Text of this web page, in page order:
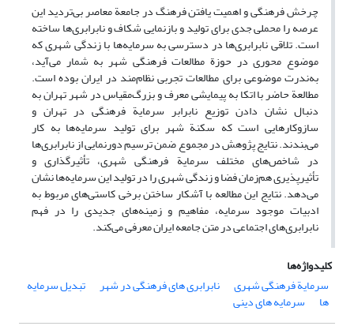
چرخش فرهنگی و اهمیت یافتن فرهنگ در جامعة معاصر بی‌تردید این
عرصه را محملی جدی برای تولید و بازنمایی شکاف و نابرابری‌ها ساخته
است. تلاقی نابرابری‌ها در دسترسی به سرمایه‌ها با زندگی شهری که
موضوع محوری در حوزة مطالعات فرهنگی شهر به شمار می‌آید،
به‌ندرت موضوعی برای مطالعات تجربی نظام‌مند در ایران بوده است.
مطالعة حاضر با اتکا به پیمایشی معرف و بزرگ‌مقیاس در شهر تهران به
دنبال نشان دادن توزیع نابرابر سرمایة فرهنگی در تهران و
سازوکارهایی است که سکنة شهر برای تولید سرمایه‌ها به کار
می‌بندند. نتایج پژوهش در مجموع ضمن ترسیم دورنمایی از نابرابری‌ها
در شاخص‌های مختلف سرمایة فرهنگی شهری، تأثیرگذاری و
تأثیرپذیری هم‌زمان فضا و زندگی شهری را در تولید این سرمایه‌ها نشان
می‌دهد. نتایج این مطالعه با آشکار ساختن برخی کاستی‌های مربوط به
ادبیات موجود سرمایه، مفاهیم و زمینه‌های جدیدی را در فهم
نابرابری‌های اجتماعی در متن جامعه ایران معرفی می‌کند.
کلیدواژه‌ها
سرمایة فرهنگی شهری
نابرابری های فرهنگی در شهر تبدیل سرمایه
ها سرمایه های دینی